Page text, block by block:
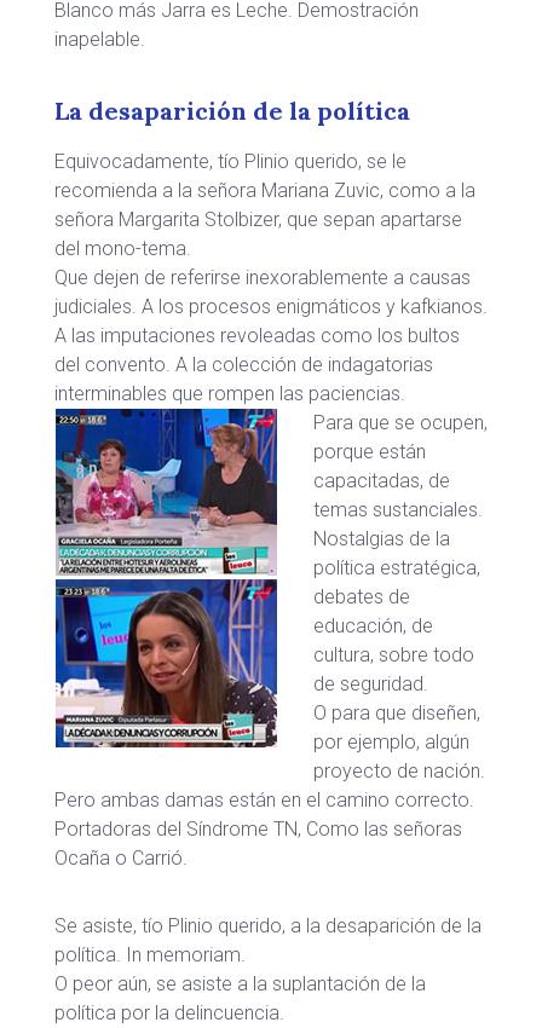
Blanco más Jarra es Leche. Demostración
inapelable.
La desaparición de la política
Equivocadamente, tío Plinio querido, se le
recomienda a la señora Mariana Zuvic, como a la
señora Margarita Stolbizer, que sepan apartarse
del mono-tema.
Que dejen de referirse inexorablemente a causas
judiciales. A los procesos enigmáticos y kafkianos.
A las imputaciones revoleadas como los bultos
del convento. A la colección de indagatorias
interminables que rompen las paciencias.
Para que se ocupen,
porque están
capacitadas, de
temas sustanciales.
Nostalgias de la
política estratégica,
debates de
educación, de
cultura, sobre todo
de seguridad.
O para que diseñen,
por ejemplo, algún
proyecto de nación.
Pero ambas damas están en el camino correcto.
Portadoras del Síndrome TN, Como las señoras
Ocaña o Carrió.
Se asiste, tío Plinio querido, a la desaparición de la
política. In memoriam.
O peor aún, se asiste a la suplantación de la
política por la delincuencia.